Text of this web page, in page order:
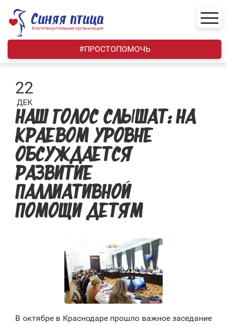
content
#ПРОСТОПОМОЧЬ
22
ДЕК
НАШ ГОЛОС СЛЫШАТ: НА
КРАЕВОМ УРОВНЕ
ОБСУЖДАЕТСЯ
РАЗВИТИЕ
ПАЛЛИАТИВНОЙ
ПОМОЩИ ДЕТЯМ
В октябре в Краснодаре прошло важное заседание